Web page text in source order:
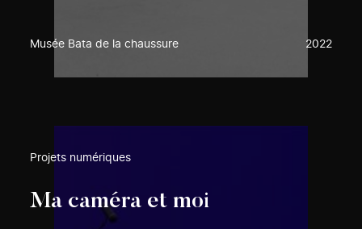
Musée Bata de la chaussure 2022
Projets numériques
Ma caméra et moi